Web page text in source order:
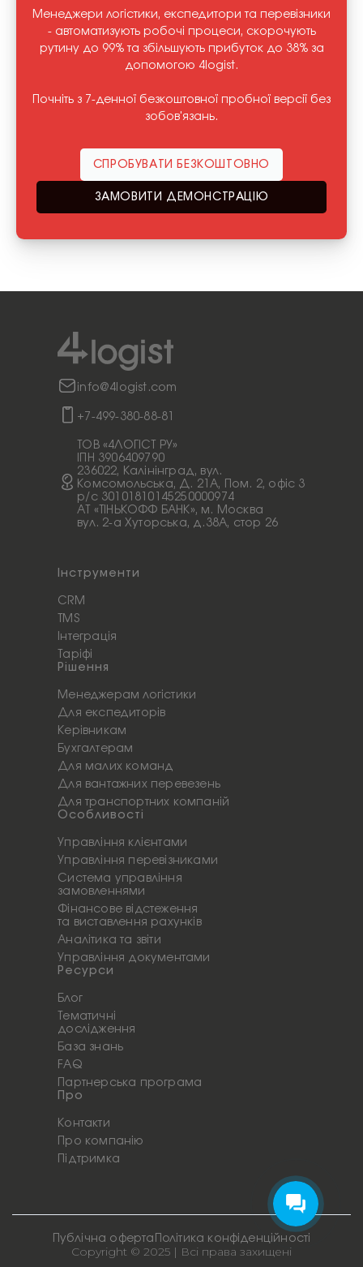
Менеджери логістики, експедитори та перевізники
- автоматизують робочі процеси, скорочують
рутину до 99% та збільшують прибуток до 38% за
допомогою 4logist.
Почніть з 7-денної безкоштовної пробної версії без
зобов'язань.
СПРОБУВАТИ БЕЗКОШТОВНО
ЗАМОВИТИ ДЕМОНСТРАЦІЮ
info@4logist.com
+7-499-380-88-81
ТОВ «4ЛОГІСТ РУ»
ІПН 3906409790
236022, Калінінград, вул.
Комсомольська, Д. 21А, Пом. 2, офіс 3
p/c 30101810145250000974
АТ «ТІНЬКОФФ БАНК», м. Москва
вул. 2-а Хуторська, д.38А, стор 26
Інструменти
CRM
TMS
Інтеграція
Таріфі
Рішення
Менеджерам логістики
Для експедиторів
Керівникам
Бухгалтерам
Для малих команд
Для вантажних перевезень
Для транспортних компаній
Особливості
Управління клієнтами
Управління перевізниками
Система управління
замовленнями
Фінансове відстеження
та виставлення рахунків
Аналітика та звіти
Управління документами
Ресурси
Блог
Тематичні
дослідження
База знань
FAQ
Партнерська програма
Про
Контакти
Про компанію
Підтримка
Публічна оферта Політика конфіденційності
Copyright © 2025 | Всі права захищені